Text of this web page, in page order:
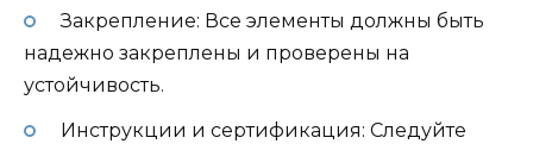
Закрепление: Все элементы должны быть
надежно закреплены и проверены на
устойчивость.
Инструкции и сертификация: Следуйте